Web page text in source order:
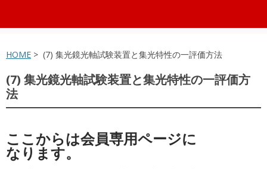
HOME > (7) 集光鏡光軸試験装置と集光特性の一評価方法
(7) 集光鏡光軸試験装置と集光特性の一評価方
法
ここからは会員専用ページに
なります。